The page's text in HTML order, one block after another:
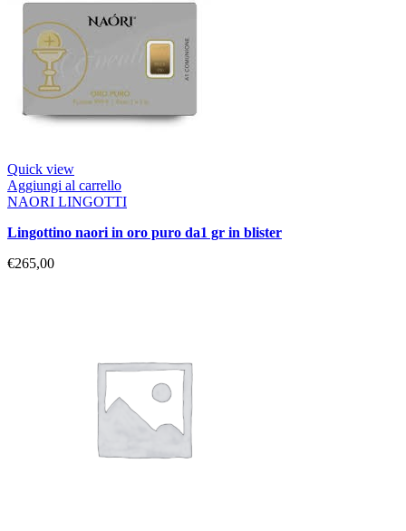
Quick view
Aggiungi al carrello
NAORI LINGOTTI
lingottino naori in oro puro da1 gr in blister
€265,00